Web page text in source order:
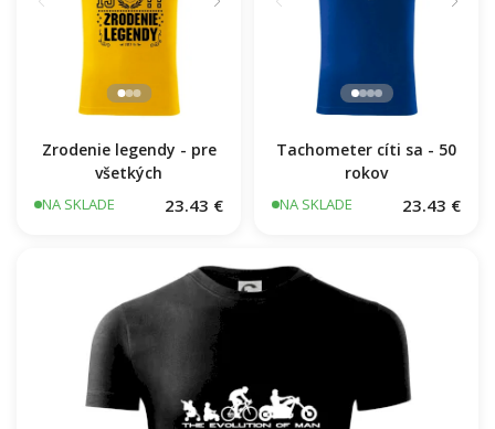
Zrodenie legendy - pre
všetkých
NA SKLADE 23.43 €
Tachometer cíti sa - 50
rokov
NA SKLADE 23.43 €